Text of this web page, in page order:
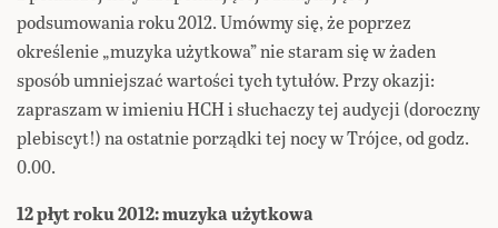
podsumowania roku 2012. Umówmy się, że poprzez
określenie „muzyka użytkowa” nie staram się w żaden
sposób umniejszać wartości tych tytułów. Przy okazji:
zapraszam w imieniu HCH i słuchaczy tej audycji (doroczny
plebiscyt!) na ostatnie porządki tej nocy w Trójce, od godz.
0.00.
12 płyt roku 2012: muzyka użytkowa